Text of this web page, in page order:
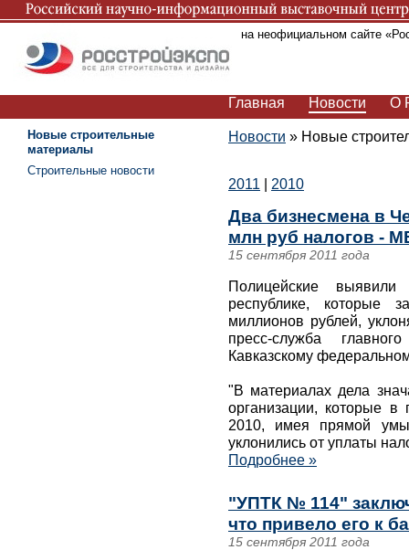
Вы находитесь на неофициальном сайте
Главная Новости О
Новости » Новые
2011 2010
Два бизнесмена в
млн руб налогов -
15 сентября 2011 года
Полицейские
республике, которые
миллионов рублей,
пресс-служба
Кавказскому
"В материалах дела
организации, которые
2010, имея прямой
уклонились от уплаты
Подробнее »
"УПТК № 114"
что привело его к
15 сентября 2011 года
Новые строительные
материалы
Строительные новости